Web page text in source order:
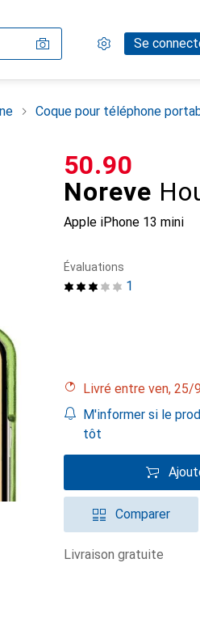
Paramètres
Compte client
Se
Listes de
Listes d'envies
Panier
Coque pour téléphone
Noreve
Apple iPhone 13 mini
CHF
50.90
1
Évaluations
Livré entre ven,
M'informer si le
tôt
Comparer
livraison gratuite